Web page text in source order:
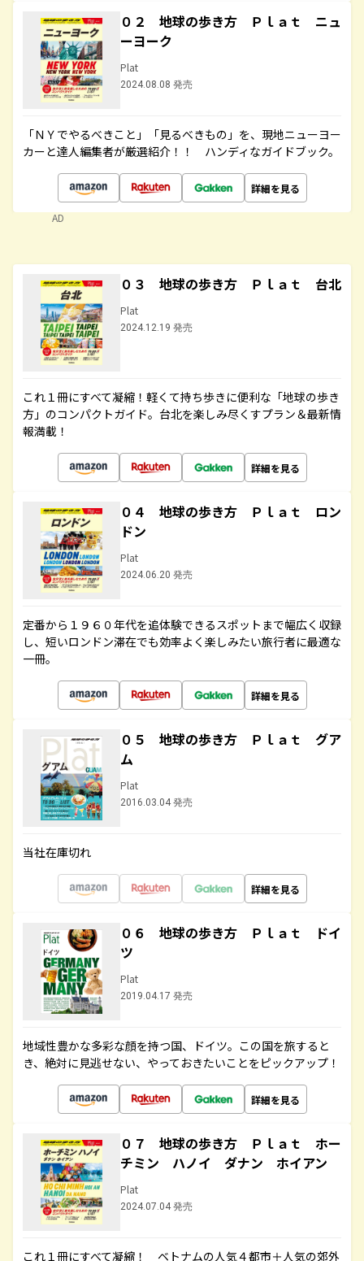
０２ 地球の歩き方 Ｐｌａｔ ニュ
ーヨーク
Plat
2024.08.08 発売
「ＮＹでやるべきこと」「見るべきもの」を、現地ニューヨー
カーと達人編集者が厳選紹介！！ ハンディなガイドブック。
詳細を見る
AD
０３ 地球の歩き方 Ｐｌａｔ 台北
Plat
2024.12.19 発売
これ１冊にすべて凝縮！軽くて持ち歩きに便利な「地球の歩き
方」のコンパクトガイド。台北を楽しみ尽くすプラン＆最新情
報満載！
詳細を見る
０４ 地球の歩き方 Ｐｌａｔ ロン
ドン
Plat
2024.06.20 発売
定番から１９６０年代を追体験できるスポットまで幅広く収録
し、短いロンドン滞在でも効率よく楽しみたい旅行者に最適な
一冊。
詳細を見る
０５ 地球の歩き方 Ｐｌａｔ グア
ム
Plat
2016.03.04 発売
当社在庫切れ
詳細を見る
０６ 地球の歩き方 Ｐｌａｔ ドイ
ツ
Plat
2019.04.17 発売
地域性豊かな多彩な顔を持つ国、ドイツ。この国を旅すると
き、絶対に見逃せない、やっておきたいことをピックアップ！
詳細を見る
０７ 地球の歩き方 Ｐｌａｔ ホー
チミン ハノイ ダナン ホイアン
Plat
2024.07.04 発売
これ１冊にすべて凝縮！ ベトナムの人気４都市＋人気の郊外